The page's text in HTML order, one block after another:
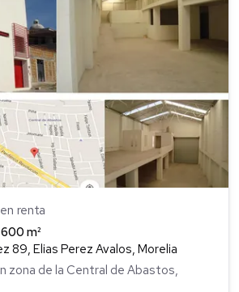
en renta
600 m²
89, Elias Perez Avalos, Morelia
zona de la Central de Abastos,